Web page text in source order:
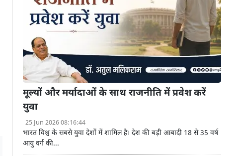
मूल्यों और मर्यादाओं के साथ राजनीति में प्रवेश करें
युवा
25 Jun 2026 08:16:44
भारत विश्व के सबसे युवा देशों में शामिल है। देश की बड़ी आबादी 18 से 35 वर्ष
आयु वर्ग की...